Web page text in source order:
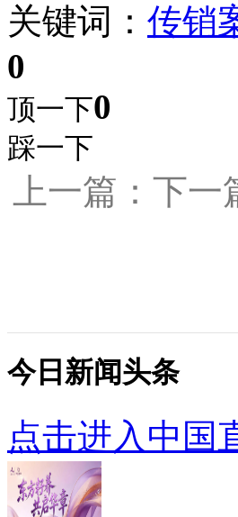
关键词： 传销
0
顶一下0
踩一下
上一篇：下一
今日新闻头条
点击进入中国